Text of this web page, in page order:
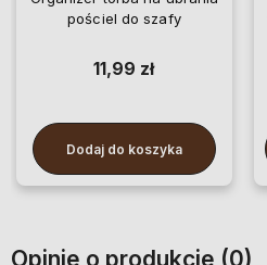
pościel do szafy
11,99 zł
Dodaj do koszyka
Opinie o produkcie (0)